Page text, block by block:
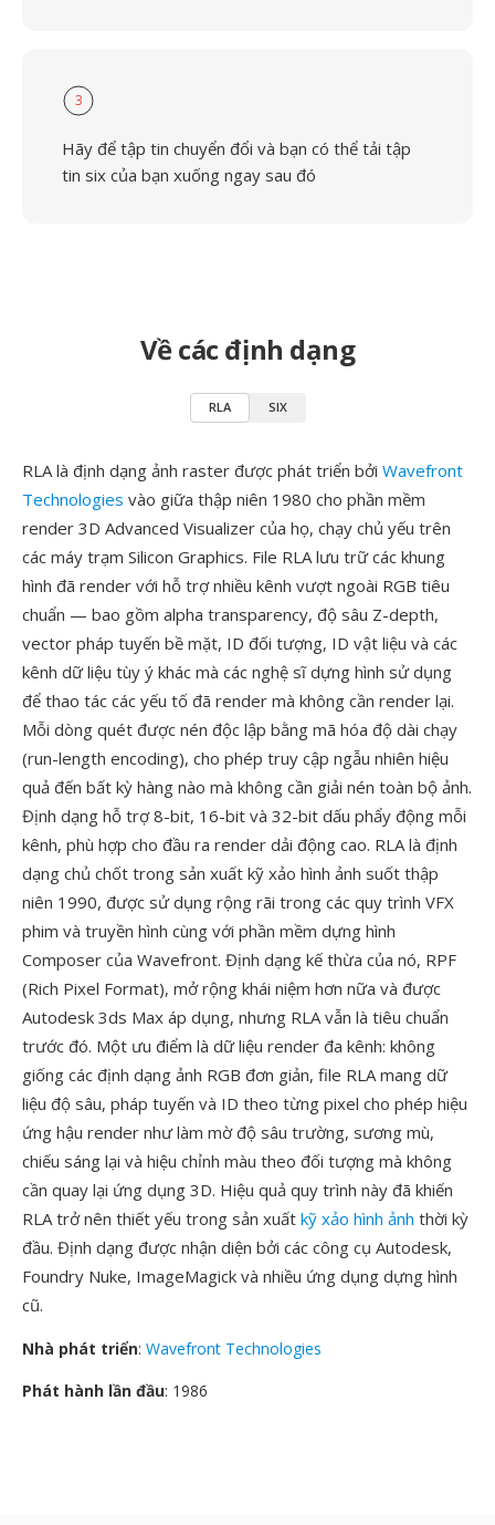
3
Hãy để tập tin chuyển đổi và bạn có thể tải tập
tin six của bạn xuống ngay sau đó
Về các định dạng
RLA SIX
RLA là định dạng ảnh raster được phát triển bởi Wavefront
Technologies vào giữa thập niên 1980 cho phần mềm
render 3D Advanced Visualizer của họ, chạy chủ yếu trên
các máy trạm Silicon Graphics. File RLA lưu trữ các khung
hình đã render với hỗ trợ nhiều kênh vượt ngoài RGB tiêu
chuẩn — bao gồm alpha transparency, độ sâu Z-depth,
vector pháp tuyến bề mặt, ID đối tượng, ID vật liệu và các
kênh dữ liệu tùy ý khác mà các nghệ sĩ dựng hình sử dụng
để thao tác các yếu tố đã render mà không cần render lại.
Mỗi dòng quét được nén độc lập bằng mã hóa độ dài chạy
(run-length encoding), cho phép truy cập ngẫu nhiên hiệu
quả đến bất kỳ hàng nào mà không cần giải nén toàn bộ ảnh.
Định dạng hỗ trợ 8-bit, 16-bit và 32-bit dấu phẩy động mỗi
kênh, phù hợp cho đầu ra render dải động cao. RLA là định
dạng chủ chốt trong sản xuất kỹ xảo hình ảnh suốt thập
niên 1990, được sử dụng rộng rãi trong các quy trình VFX
phim và truyền hình cùng với phần mềm dựng hình
Composer của Wavefront. Định dạng kế thừa của nó, RPF
(Rich Pixel Format), mở rộng khái niệm hơn nữa và được
Autodesk 3ds Max áp dụng, nhưng RLA vẫn là tiêu chuẩn
trước đó. Một ưu điểm là dữ liệu render đa kênh: không
giống các định dạng ảnh RGB đơn giản, file RLA mang dữ
liệu độ sâu, pháp tuyến và ID theo từng pixel cho phép hiệu
ứng hậu render như làm mờ độ sâu trường, sương mù,
chiếu sáng lại và hiệu chỉnh màu theo đối tượng mà không
cần quay lại ứng dụng 3D. Hiệu quả quy trình này đã khiến
RLA trở nên thiết yếu trong sản xuất kỹ xảo hình ảnh thời kỳ
đầu. Định dạng được nhận diện bởi các công cụ Autodesk,
Foundry Nuke, ImageMagick và nhiều ứng dụng dựng hình
cũ.
Nhà phát triển: Wavefront Technologies
Phát hành lần đầu: 1986